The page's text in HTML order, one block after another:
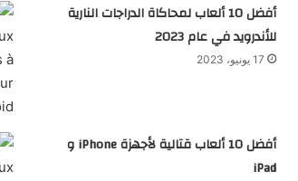
أفضل 10 ألعاب لمحاكاة الدراجات النارية
للأندرويد في عام 2023
17 يونيو، 2023
أفضل 10 ألعاب قتالية لأجهزة iPhone و
iPad